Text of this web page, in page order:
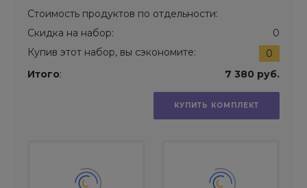
Стоимость продуктов по отдельности:
Скидка на набор:
0
Купив этот набор, вы сэкономите:
0
Итого: 7 380 руб.
КУПИТЬ КОМПЛЕКТ